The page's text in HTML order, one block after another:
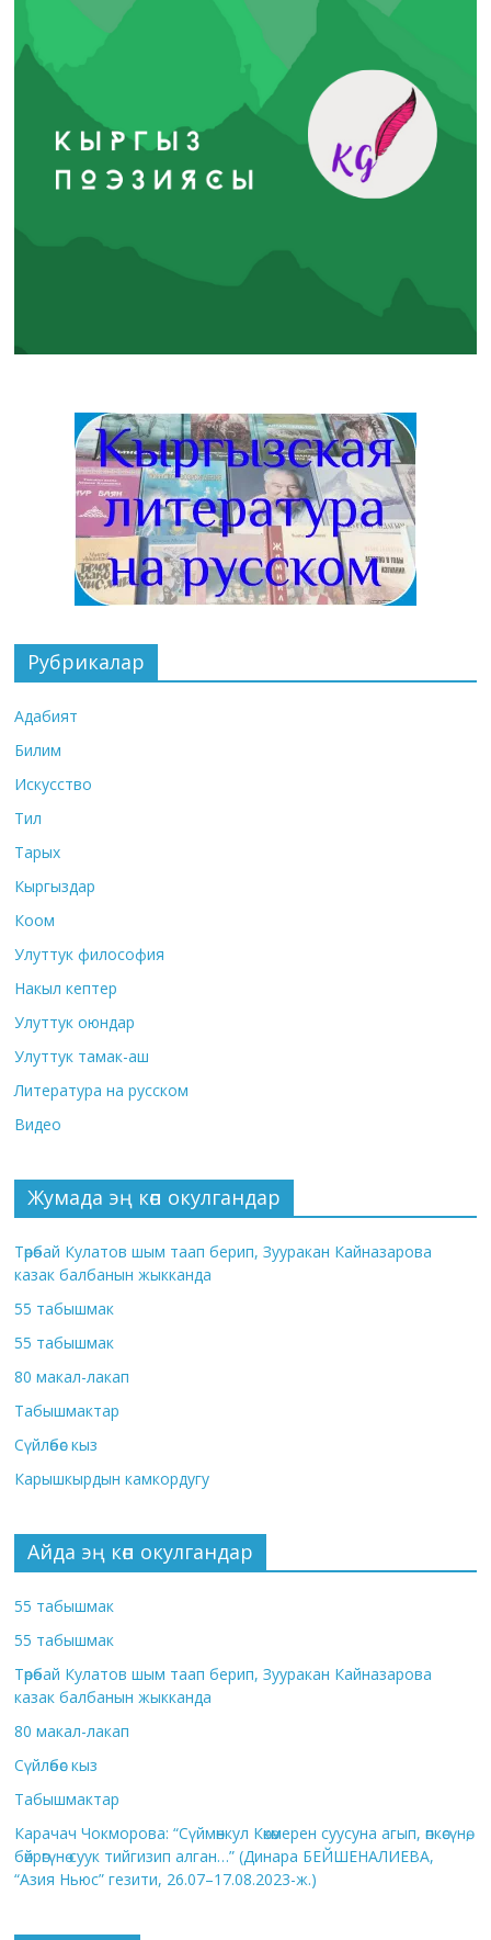
Рубрикалар
Адабият
Билим
Искусство
Тил
Тарых
Кыргыздар
Коом
Улуттук философия
Накыл кептер
Улуттук оюндар
Улуттук тамак-аш
Литература на русском
Видео
Жумада эң көп окулгандар
Төрөбай Кулатов шым таап берип, Зууракан Кайназарова
казак балбанын жыкканда
55 табышмак
55 табышмак
80 макал-лакап
Табышмактар
Сүйлөбөс кыз
Карышкырдын камкордугу
Айда эң көп окулгандар
55 табышмак
55 табышмак
Төрөбай Кулатов шым таап берип, Зууракан Кайназарова
казак балбанын жыкканда
80 макал-лакап
Сүйлөбөс кыз
Табышмактар
Карачач Чокморова: “Сүймөнкул Көкөмерен суусуна агып, өпкөсүнө,
бөйрөгүнө суук тийгизип алган…” (Динара БЕЙШЕНАЛИЕВА,
“Азия Ньюс” гезити, 26.07–17.08.2023-ж.)